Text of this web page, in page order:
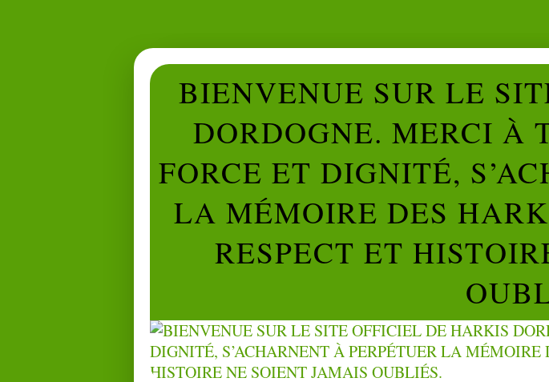
BIENVENUE SUR LE
DORDOGNE. MERCI À
FORCE ET DIGNITÉ,
LA MÉMOIRE DES
RESPECT ET